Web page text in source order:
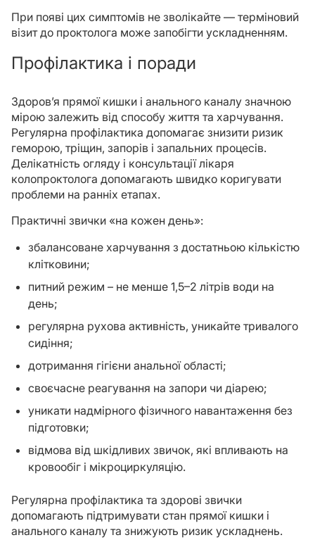
При появі цих симптомів не зволікайте — терміновий
візит до проктолога може запобігти ускладненням.
Профілактика і поради
Здоров’я прямої кишки і анального каналу значною
мірою залежить від способу життя та харчування.
Регулярна профілактика допомагає знизити ризик
геморою, тріщин, запорів і запальних процесів.
Делікатність огляду і консультації лікаря
колопроктолога допомагають швидко коригувати
проблеми на ранніх етапах.
Практичні звички «на кожен день»:
збалансоване харчування з достатньою кількістю
клітковини;
питний режим – не менше 1,5–2 літрів води на
день;
регулярна рухова активність, уникайте тривалого
сидіння;
дотримання гігієни анальної області;
своєчасне реагування на запори чи діарею;
уникати надмірного фізичного навантаження без
підготовки;
відмова від шкідливих звичок, які впливають на
кровообіг і мікроциркуляцію.
Регулярна профілактика та здорові звички
допомагають підтримувати стан прямої кишки і
анального каналу та знижують ризик ускладнень.